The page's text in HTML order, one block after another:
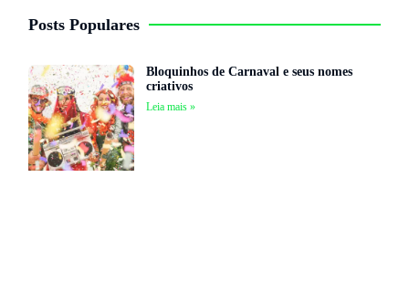
Posts Populares
Bloquinhos de Carnaval e seus nomes
criativos
Leia mais »